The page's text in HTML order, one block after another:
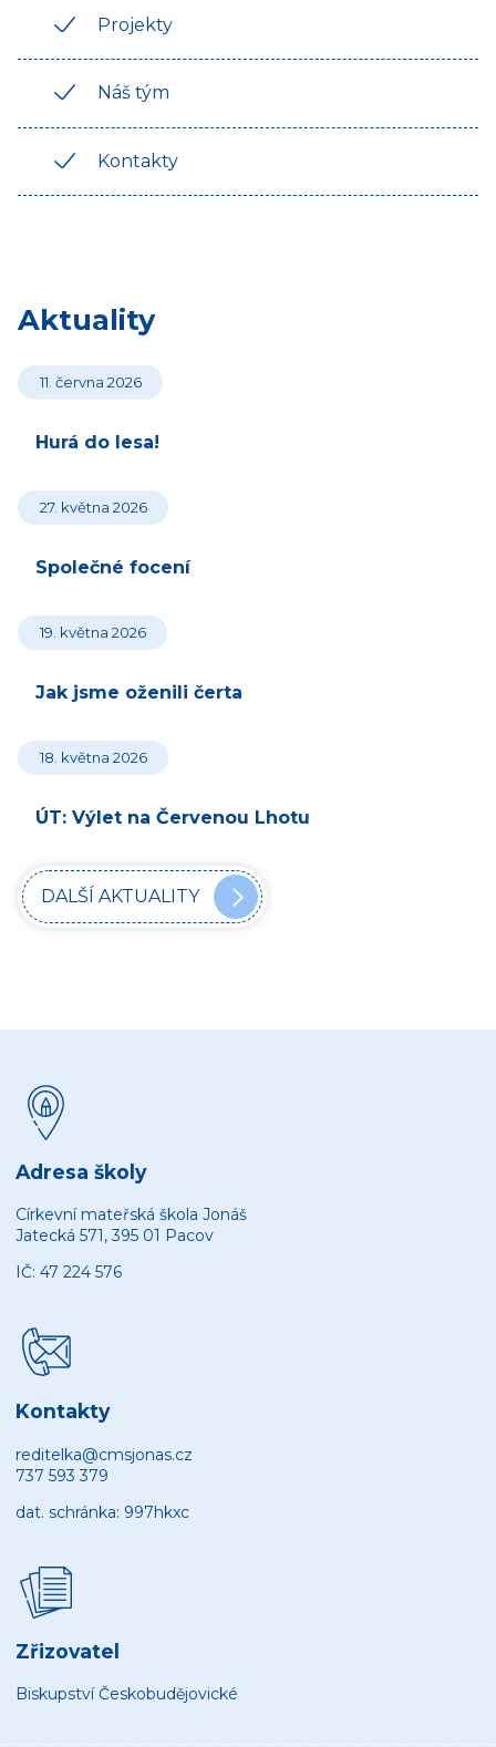
Projekty
Náš tým
Kontakty
Aktuality
11. června 2026
Hurá do lesa!
27. května 2026
Společné focení
19. května 2026
Jak jsme oženili čerta
18. května 2026
ÚT: Výlet na Červenou Lhotu
DALŠÍ AKTUALITY
Adresa školy
Církevní mateřská škola Jonáš
Jatecká 571, 395 01 Pacov
IČ: 47 224 576
Kontakty
reditelka@cmsjonas.cz
737 593 379
dat. schránka: 997hkxc
Zřizovatel
Biskupství Českobudějovické